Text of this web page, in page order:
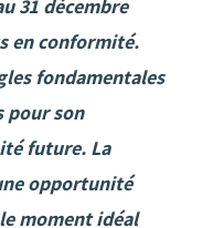
31 décembre
en conformité.
fondamentales
pour son
future. La
opportunité
moment idéal